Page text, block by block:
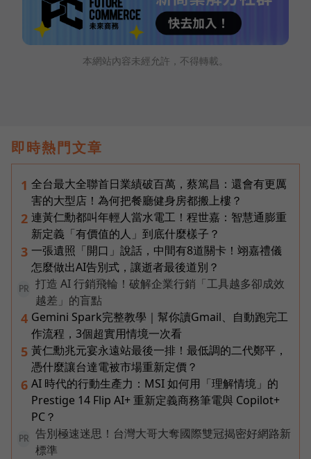
本網站內容未經允許，不得轉載。
即時熱門文章
1 全台最大全聯首日業績破百萬，蔡篤昌：還會有更厲
害的大型店！為何把餐廳健身房都搬上樓？
2 連黃仁勳都叫年輕人當水電工！程世嘉：智慧通膨重
新定義「有價值的人」到底什麼樣子？
3 一張遺照「開口」說話，中間有8道關卡！翊嘉禮儀
怎麼做出AI告別式，讓逝者最後道別？
PR
打造 AI 行銷飛輪！破解企業行銷「工具越多卻成效
越差」的盲點
4 Gemini Spark完整教學｜幫你讀Gmail、自動跑完工
作流程，3個超實用情境一次看
5 黃仁勳兆元宴永遠站最後一排！最低調的二代鄭平，
憑什麼讓台達電被市場重新定價？
6 AI 時代的行動生產力：MSI 如何用「理解情境」的
Prestige 14 Flip AI+ 重新定義商務筆電與 Copilot+
PC？
PR
告別極速迷思！台灣大哥大奪國際雙冠揭密好網路新
標準